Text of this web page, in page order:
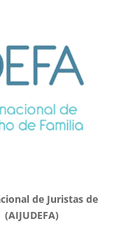
de Juristas de